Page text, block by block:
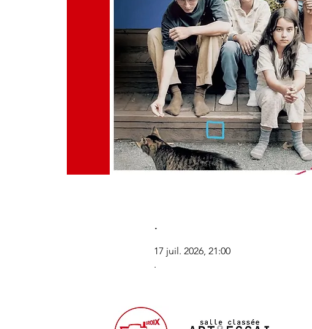
.
17 juil. 2026, 21:00
.